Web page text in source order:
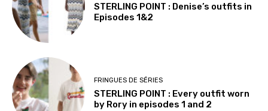
STERLING POINT : Denise’s outfits in
Episodes 1&2
FRINGUES DE SÉRIES
STERLING POINT : Every outfit worn
by Rory in episodes 1 and 2